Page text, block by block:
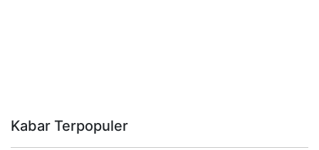
Kabar Terpopuler